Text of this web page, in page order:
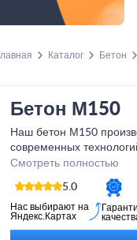
Каталог Бетон
Бетон М150
Наш бетон М150
современных
каждом этапе
качество и
М150 станет
строительном проекте
результатов.
Смотреть полностью
5.0
Нас выбирают на
Яндекс.Картах